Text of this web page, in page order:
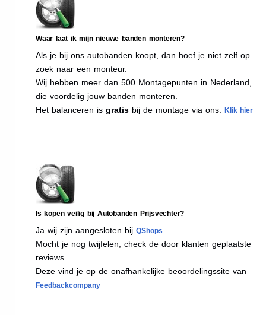
Waar laat ik mijn nieuwe banden monteren?
Als je bij ons autobanden koopt, dan hoef je niet zelf op
zoek naar een monteur.
Wij hebben meer dan 500 Montagepunten in Nederland,
die voordelig jouw banden monteren.
Het balanceren is gratis bij de montage via ons. Klik hier
Is kopen veilig bij Autobanden Prijsvechter?
Ja wij zijn aangesloten bij QShops
Mocht je nog twijfelen, check de door klanten geplaatste
reviews.
Deze vind je op de onafhankelijke beoordelingssite van
Feedbackcompany